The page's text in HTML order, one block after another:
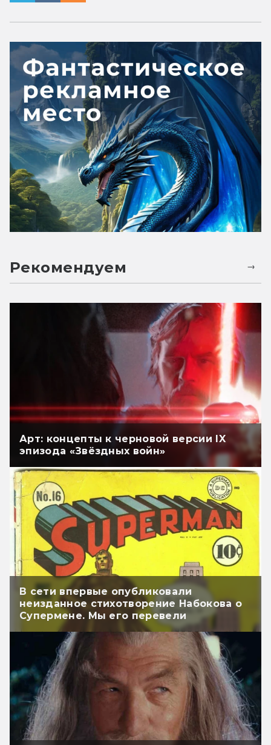
Рекомендуем
Арт: концепты к черновой версии IX
эпизода «Звёздных войн»
В сети впервые опубликовали
неизданное стихотворение Набокова о
Супермене. Мы его перевели